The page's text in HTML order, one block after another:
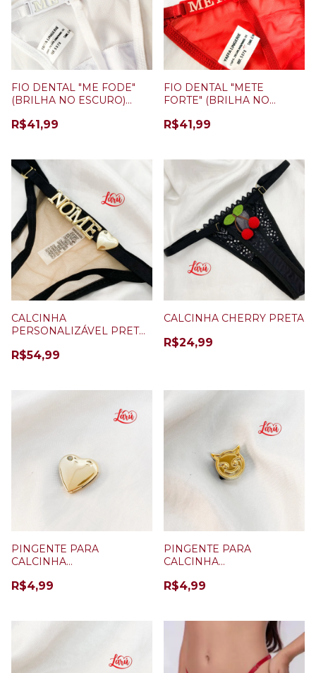
FIO DENTAL "ME FODE"
(BRILHA NO ESCURO)
R$41,99
FIO DENTAL "METE
FORTE" (BRILHA NO
R$41,99
CALCINHA
PERSONALIZÁVEL PRETO
LETRAS
R$54,99
CALCINHA CHERRY PRETA
R$24,99
PINGENTE PARA
CALCINHA
CORAÇÃO
R$4,99
PINGENTE PARA
CALCINHA
DIABINHO
R$4,99